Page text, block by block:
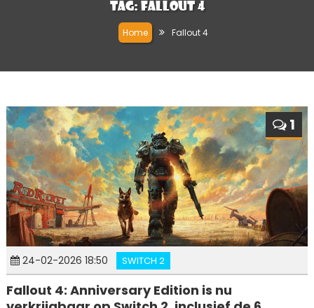
Tag: Fallout 4
Home Fallout 4
1
24-02-2026 18:50 SWITCH 2
Fallout 4: Anniversary Edition is nu